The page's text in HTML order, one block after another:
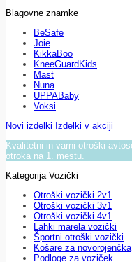
Blagovne znamke
BeSafe
Joie
KikkaBoo
KneeGuardKids
Mast
Nuna
UPPABaby
Voksi
Novi izdelki Izdelki v akciji
Kvalitetni in varni otroški
otroka na 1. mestu.
Kategorija Vozički
Otroški vozički 2v1
Otroški vozički 3v1
Otroški vozički 4v1
Lahki marela vozički
Športni otroški vozički
Košare za novorojenčka
Podloge za voziček